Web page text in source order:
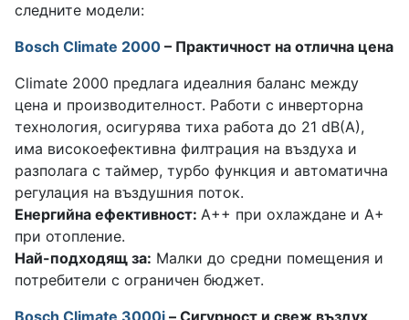
следните модели:
Bosch Climate 2000 – Практичност на отлична цена
Climate 2000 предлага идеалния баланс между
цена и производителност. Работи с инверторна
технология, осигурява тиха работа до 21 dB(A),
има високоефективна филтрация на въздуха и
разполага с таймер, турбо функция и автоматична
регулация на въздушния поток.
Енергийна ефективност: A++ при охлаждане и A+
при отопление.
Най-подходящ за: Малки до средни помещения и
потребители с ограничен бюджет.